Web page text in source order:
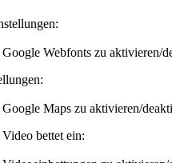
Webfonts zu aktivieren/
Maps zu aktivieren/
bettet ein: